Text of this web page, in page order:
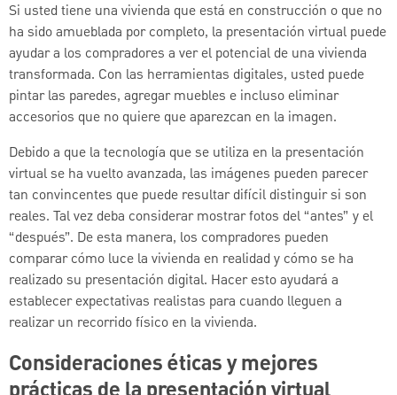
Si usted tiene una vivienda que está en construcción o que no
ha sido amueblada por completo, la presentación virtual puede
ayudar a los compradores a ver el potencial de una vivienda
transformada. Con las herramientas digitales, usted puede
pintar las paredes, agregar muebles e incluso eliminar
accesorios que no quiere que aparezcan en la imagen.
Debido a que la tecnología que se utiliza en la presentación
virtual se ha vuelto avanzada, las imágenes pueden parecer
tan convincentes que puede resultar difícil distinguir si son
reales. Tal vez deba considerar mostrar fotos del “antes” y el
“después”. De esta manera, los compradores pueden
comparar cómo luce la vivienda en realidad y cómo se ha
realizado su presentación digital. Hacer esto ayudará a
establecer expectativas realistas para cuando lleguen a
realizar un recorrido físico en la vivienda.
Consideraciones éticas y mejores